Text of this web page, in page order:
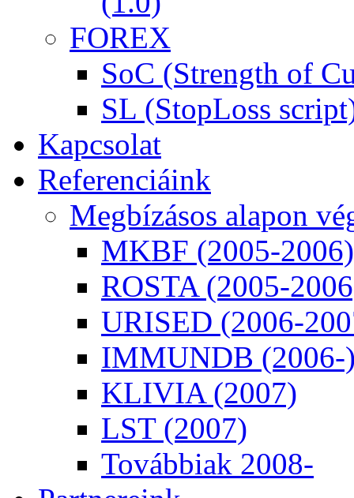
FOREX
SoC (Strength of
SL (StopLoss
Kapcsolat
Referenciáink
Megbízásos alapon
MKBF (2005-2006)
ROSTA (2005-
URISED (2006-
IMMUNDB (2006-
KLIVIA (2007)
LST (2007)
Továbbiak 2008-